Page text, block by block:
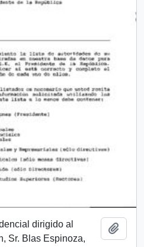
dirigido al
Sr. Blas Espinoza,